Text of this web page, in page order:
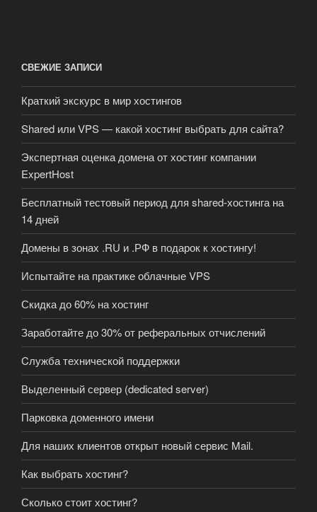
СВЕЖИЕ ЗАПИСИ
Краткий экскурс в мир хостингов
Shared или VPS — какой хостинг выбрать для сайта?
Экспертная оценка домена от хостинг компании
ExpertHost
Бесплатный тестовый период для shared-хостинга на
14 дней
Домены в зонах .RU и .РФ в подарок к хостингу!
Испытайте на практике облачные VPS
Скидка до 60% на хостинг
Заработайте до 30% от реферальных отчислений
Cлужба технической поддержки
Выделенный сервер (dedicated server)
Парковка доменного имени
Для наших клиентов открыт новый сервис Mail.
Как выбрать хостинг?
Сколько стоит хостинг?